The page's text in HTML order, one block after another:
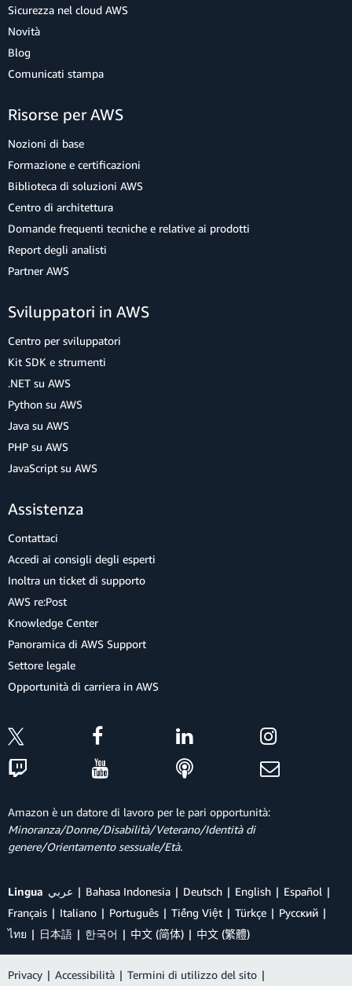
Sicurezza nel cloud AWS
Novità
Blog
Comunicati stampa
Risorse per AWS
Nozioni di base
Formazione e certificazioni
Biblioteca di soluzioni AWS
Centro di architettura
Domande frequenti tecniche e relative ai prodotti
Report degli analisti
Partner AWS
Sviluppatori in AWS
Centro per sviluppatori
Kit SDK e strumenti
.NET su AWS
Python su AWS
Java su AWS
PHP su AWS
JavaScript su AWS
Assistenza
Contattaci
Accedi ai consigli degli esperti
Inoltra un ticket di supporto
AWS re:Post
Knowledge Center
Panoramica di AWS Support
Settore legale
Opportunità di carriera in AWS
Amazon è un datore di lavoro per le pari opportunità:
Minoranza/Donne/Disabilità/Veterano/Identità di
genere/Orientamento sessuale/Età.
Lingua عربي Bahasa Indonesia Deutsch English
Español
Français
Italiano Português Tiếng Việt Türkçe
Ρусский
ไทย
日本語 한국어 中文 (简体) 中文 (繁體)
Privacy | Accessibilità | Termini di utilizzo del sito |